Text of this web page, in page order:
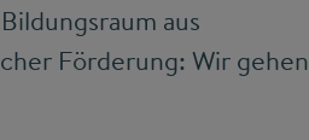
aus
Förderung: Wir gehen